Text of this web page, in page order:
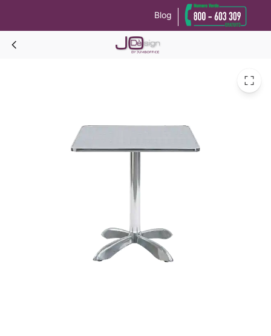
Blog
CLAUDE Tavolino 70x70
Informativa sulla raccolta
Le tue preferenze relative alla privacy